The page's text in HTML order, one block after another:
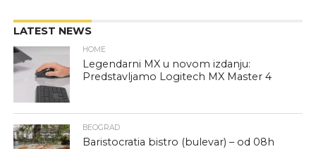
LATEST NEWS
HOME
Legendarni MX u novom izdanju:
Predstavljamo Logitech MX Master 4
BEOGRAD
Baristocratia bistro (bulevar) – od 08h